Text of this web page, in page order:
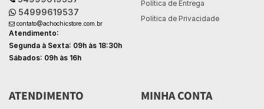
54999619537
contato@achochicstore.com.br
Atendimento:
Segunda à Sexta: 09h às 18:30h
Sábados: 09h às 16h
Política de Entrega
Política de Privacidade
ATENDIMENTO MINHA CONTA